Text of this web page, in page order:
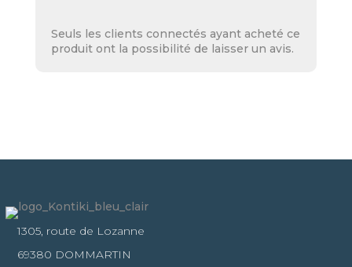
Seuls les clients connectés ayant acheté ce
produit ont la possibilité de laisser un avis.
1305, route de Lozanne
69380 DOMMARTIN